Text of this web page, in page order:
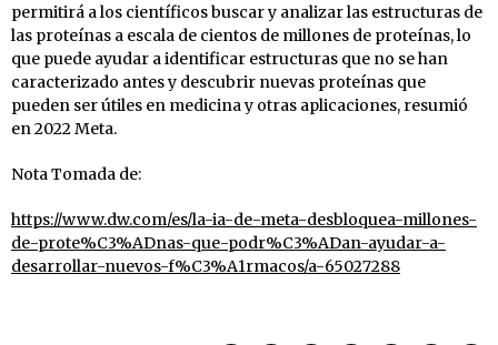
permitirá a los científicos buscar y analizar las estructuras de
las proteínas a escala de cientos de millones de proteínas, lo
que puede ayudar a identificar estructuras que no se han
caracterizado antes y descubrir nuevas proteínas que
pueden ser útiles en medicina y otras aplicaciones, resumió
en 2022 Meta.
Nota Tomada de:
https://www.dw.com/es/la-ia-de-meta-desbloquea-millones-
de-prote%C3%ADnas-que-podr%C3%ADan-ayudar-a-
desarrollar-nuevos-f%C3%A1rmacos/a-65027288